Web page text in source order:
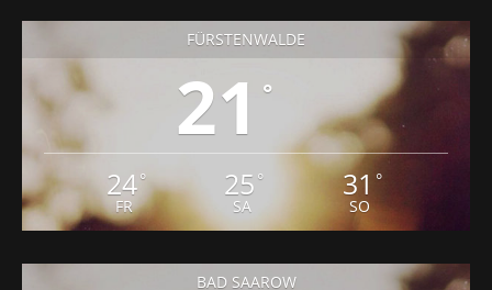
FÜRSTENWALDE
21 °
24°
FR
25 °
SA
31 °
SO
BAD SAAROW